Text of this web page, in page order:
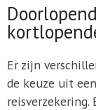
Er zijn
de keuze uit
reisverzekering.